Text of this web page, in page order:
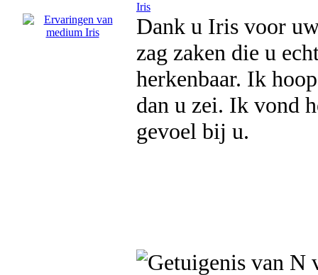
Iris
Dank u Iris voor
zag zaken die u
herkenbaar. Ik
dan u zei. Ik vond
gevoel bij u.